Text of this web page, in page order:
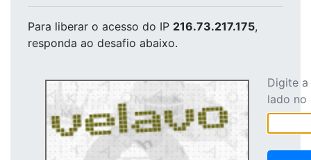
Para liberar o acesso do IP 216.73.217.175,
responda ao desafio abaixo.
Digite
lado no